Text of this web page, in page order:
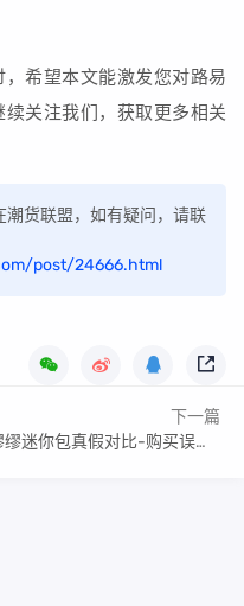
希望本文能激发您对路易
关注我们，获取更多相关
货联盟，如有疑问，请联
post/24666.html
下一篇
迷你包真假对比-购买误区,避开常见陷阱